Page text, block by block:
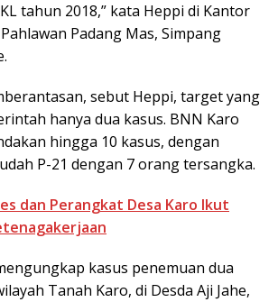
tahun 2018,” kata Heppi di Kantor
Padang Mas, Simpang
sebut Heppi, target yang
hanya dua kasus. BNN Karo
hingga 10 kasus, dengan
P-21 dengan 7 orang tersangka.
dan Perangkat Desa Karo Ikut
kasus penemuan dua
Tanah Karo, di Desda Aji Jahe,